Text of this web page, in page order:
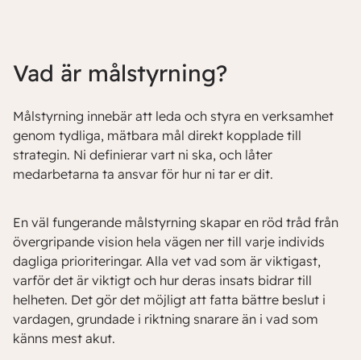
Vad är målstyrning?
Målstyrning innebär att leda och styra en verksamhet
genom tydliga, mätbara mål direkt kopplade till
strategin. Ni definierar vart ni ska, och låter
medarbetarna ta ansvar för hur ni tar er dit.
En väl fungerande målstyrning skapar en röd tråd från
övergripande vision hela vägen ner till varje individs
dagliga prioriteringar. Alla vet vad som är viktigast,
varför det är viktigt och hur deras insats bidrar till
helheten. Det gör det möjligt att fatta bättre beslut i
vardagen, grundade i riktning snarare än i vad som
känns mest akut.